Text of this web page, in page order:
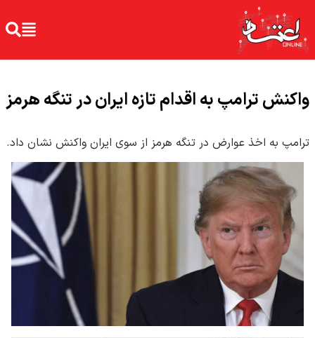
واکنش ترامپ به اقدام تازه ایران در تنگه هرمز
ترامپ به اخذ عوارض در تنگه هرمز از سوی ایران واکنش نشان داد.